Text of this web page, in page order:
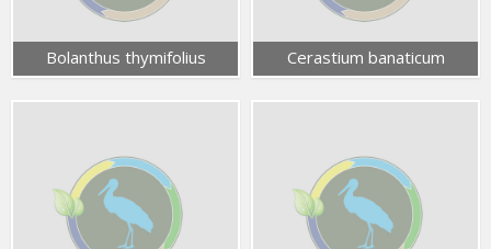
Bolanthus thymifolius Cerastium banaticum